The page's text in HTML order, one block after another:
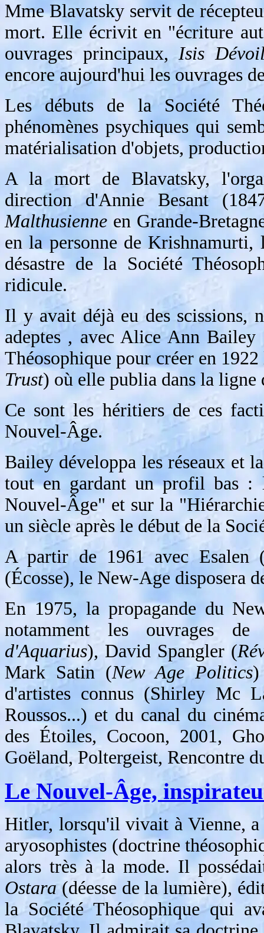
Mme Blavatsky servit de
mort. Elle écrivit en "écriture
ouvrages principaux,Isis
encore aujourd'hui les ouvrages
Les débuts de la Société
phénomènes psychiques qui
matérialisation d'objets,
A la mort de Blavatsky,
direction d'Annie Besant
Malthusienne en Grande-
en la personne de Krishnamurti,
désastre de la Société
ridicule.
Il y avait déjà eu des scissions,
adeptes , avec Alice Ann
Théosophique pour créer en
Trust) où elle publia dans la
Ce sont les héritiers de ces
Nouvel-Âge.
Bailey développa les réseaux et
tout en gardant un profil bas :
Nouvel-Âge" et sur la
un siècle après le début de la
A partir de 1961 avec Esalen
(Écosse), le New-Age disposera
En 1975, la propagande du
notamment les ouvrages
d'Aquarius), David Spangler (
Mark Satin (New Age Politics)
d'artistes connus (Shirley Mc
Roussos...) et du canal du
des Étoiles, Cocoon, 2001,
Goëland, Poltergeist, Rencontre
Le Nouvel-Âge,
Hitler, lorsqu'il vivait à Vienne,
aryosophistes (doctrine
alors très à la mode. Il
Ostara(déesse de la lumière),
la Société Théosophique qui